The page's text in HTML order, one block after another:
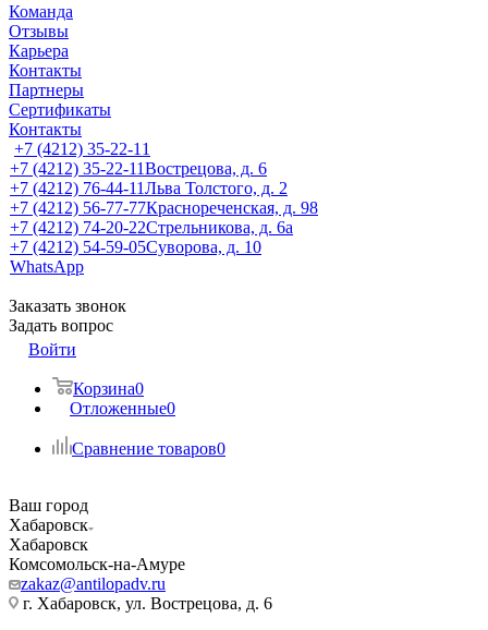
Команда
Отзывы
Карьера
Контакты
Партнеры
Сертификаты
Контакты
+7 (4212) 35-22-11
+7 (4212) 35-22-11Вострецова, д. 6
+7 (4212) 76-44-11Льва Толстого, д. 2
+7 (4212) 56-77-77Краснореченская, д. 98
+7 (4212) 74-20-22Стрельникова, д. 6а
+7 (4212) 54-59-05Суворова, д. 10
WhatsApp
Заказать звонок
Задать вопрос
Войти
Корзина0
Отложенные0
Сравнение товаров0
Ваш город
Хабаровск
Хабаровск
Комсомольск-на-Амуре
zakaz@antilopadv.ru
г. Хабаровск, ул. Вострецова, д. 6